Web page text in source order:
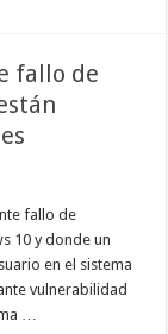
fallo de
fallo de
10 y donde un
en el sistema
vulnerabilidad
…